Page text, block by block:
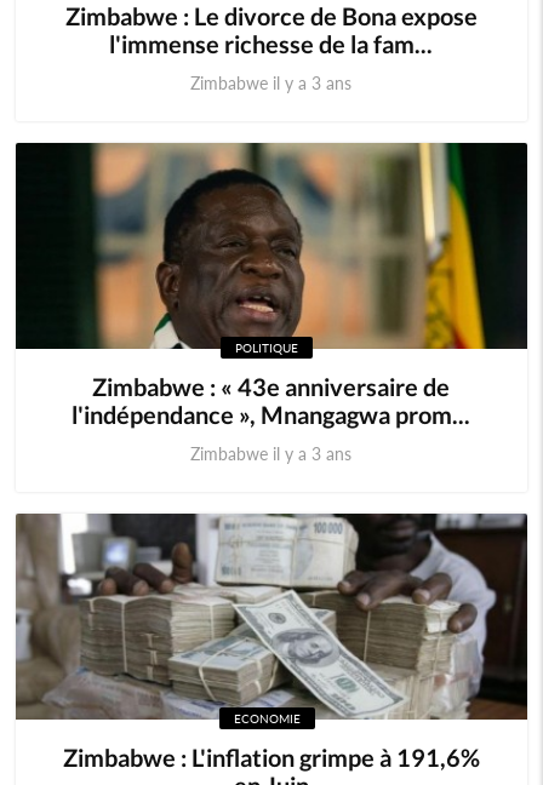
Zimbabwe : Le divorce de Bona expose
l'immense richesse de la fam...
Zimbabwe il y a 3 ans
POLITIQUE
Zimbabwe : « 43e anniversaire de
l'indépendance », Mnangagwa prom...
Zimbabwe il y a 3 ans
ECONOMIE
Zimbabwe : L'inflation grimpe à 191,6%